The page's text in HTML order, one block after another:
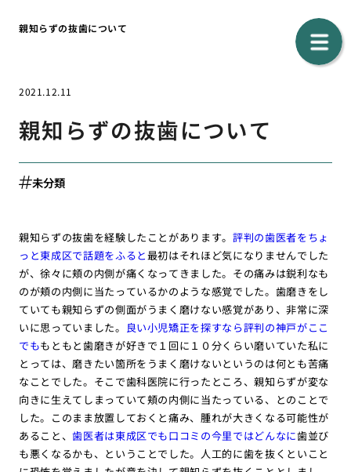
親知らずの抜歯について
2021.12.11
親知らずの抜歯について
未分類
親知らずの抜歯を経験したことがあります。評判の歯医者をちょ
っと東成区で話題をふると最初はそれほど気になりませんでした
が、徐々に頬の内側が痛くなってきました。その痛みは鋭利なも
のが頬の内側に当たっているかのような感覚でした。歯磨きをし
ていても親知らずの側面がうまく磨けない感覚があり、非常に深
いに思っていました。 良い小児矯正を探すなら評判の神戸がここ
でももともと歯磨きが好きで１回に１０分くらい磨いていた私に
とっては、磨きたい箇所をうまく磨けないというのは何とも苦痛
なことでした。そこで歯科医院に行ったところ、親知らずが変な
向きに生えてしまっていて頬の内側に当たっている、とのことで
した。このまま放置しておくと痛み、腫れが大きくなる可能性が
あること、歯医者は東成区でも口コミの今里ではどんなに歯並び
も悪くなるかも、ということでした。人工的に歯を抜くといこと